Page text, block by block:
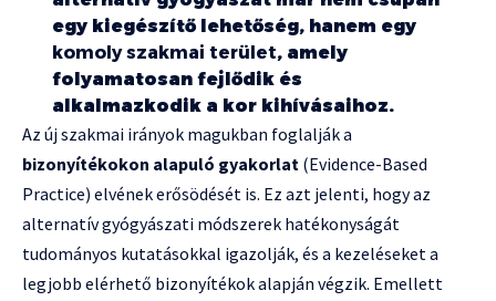
egy kiegészítő lehetőség, hanem egy
komoly szakmai terület, amely
folyamatosan fejlődik és
alkalmazkodik a kor kihívásaihoz.
Az új szakmai irányok magukban foglalják a
bizonyítékokon alapuló gyakorlat (Evidence-Based
Practice) elvének erősödését is. Ez azt jelenti, hogy az
alternatív gyógyászati módszerek hatékonyságát
tudományos kutatásokkal igazolják, és a kezeléseket a
legjobb elérhető bizonyítékok alapján végzik. Emellett